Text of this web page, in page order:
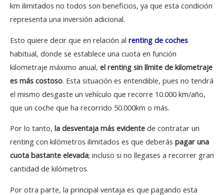
km ilimitados no todos son beneficios, ya que esta condición
representa una inversión adicional.
Esto quiere decir que en relación al renting de coches
habitual, donde se establece una cuota en función
kilometraje máximo anual, el renting sin límite de kilometraje
es más costoso. Esta situación es entendible, pues no tendrá
el mismo desgaste un vehículo que recorre 10.000 km/año,
que un coche que ha recorrido 50.000km o más.
Por lo tanto, la desventaja más evidente de contratar un
renting con kilómetros ilimitados es que deberás pagar una
cuota bastante elevada; incluso si no llegases a recorrer gran
cantidad de kilómetros.
Por otra parte, la principal ventaja es que pagando esta